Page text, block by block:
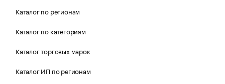
Каталог по регионам
Каталог по категориям
Каталог торговых марок
Каталог ИП по регионам